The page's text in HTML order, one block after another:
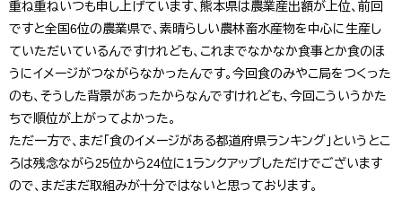
重ね重ねいつも申し上げています、熊本県は農業産出額が上位、前回
ですと全国6位の農業県で、素晴らしい農林畜水産物を中心に生産し
ていただいているんですけれども、これまでなかなか食事とか食のほ
うにイメージがつながらなかったんです。今回食のみやこ局をつくった
のも、そうした背景があったからなんですけれども、今回こういうかた
ちで順位が上がってよかった。
ただ一方で、まだ「食のイメージがある都道府県ランキング」というとこ
ろは残念ながら25位から24位に1ランクアップしただけでございます
ので、まだまだ取組みが十分ではないと思っております。